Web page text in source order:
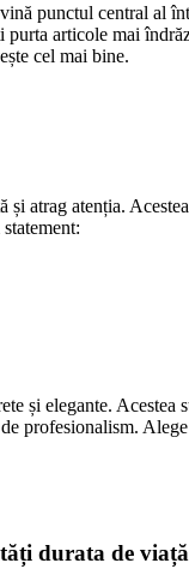
punctul central al
articole mai
cel mai bine.
și atrag atenția.
și elegante.
profesionalism.
durata de viață